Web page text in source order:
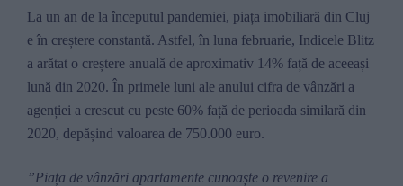
La un an de la începutul pandemiei, piața imobiliară din Cluj
e în creștere constantă. Astfel, în luna februarie, Indicele Blitz
a arătat o creștere anuală de aproximativ 14% față de aceeași
lună din 2020. În primele luni ale anului cifra de vânzări a
agenției a crescut cu peste 60% față de perioada similară din
2020, depășind valoarea de 750.000 euro.
”Piața de vânzări apartamente cunoaște o revenire a